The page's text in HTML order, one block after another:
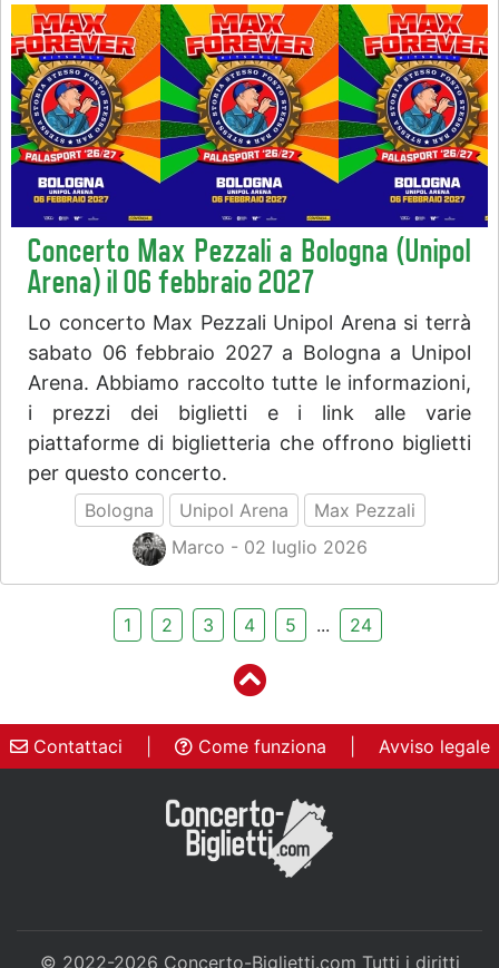
Concerto Max Pezzali a Bologna (Unipol
Arena) il 06 febbraio 2027
Lo concerto Max Pezzali Unipol Arena si terrà
sabato 06 febbraio 2027 a Bologna a Unipol
Arena. Abbiamo raccolto tutte le informazioni,
i prezzi dei biglietti e i link alle varie
piattaforme di biglietteria che offrono biglietti
per questo concerto.
Bologna Unipol Arena
Max Pezzali
Marco - 02 luglio 2026
1 2 3 4 5 ... 24
Contattaci Come funziona Avviso legale
© 2022-2026 Concerto-Biglietti.com Tutti i diritti